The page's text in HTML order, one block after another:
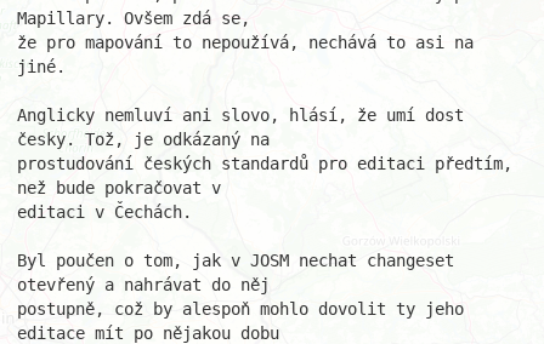
Mapillary. Ovšem zdá se,
že pro mapování to nepoužívá, nechává to asi na
jiné.
Anglicky nemluví ani slovo, hlásí, že umí dost
česky. Tož, je odkázaný na
prostudování českých standardů pro editaci předtím,
než bude pokračovat v
editaci v Čechách.
Byl poučen o tom, jak v JOSM nechat changeset
otevřený a nahrávat do něj
postupně, což by alespoň mohlo dovolit ty jeho
editace mít po nějakou dobu